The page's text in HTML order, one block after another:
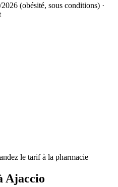
(obésité, sous conditions) ·
le tarif à la pharmacie
Ajaccio